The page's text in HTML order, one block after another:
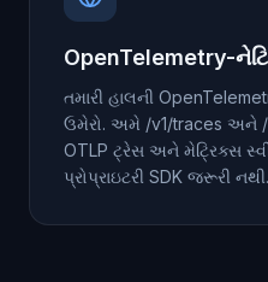
OpenTelemetry-
તમારી હાલની
ઉમેરો. અમે /v1/traces અને /
OTLP ટ્રેસ અને મેટ્રિક્સ
પ્રોપ્રાઇટરી SDK જરૂરી નથી.